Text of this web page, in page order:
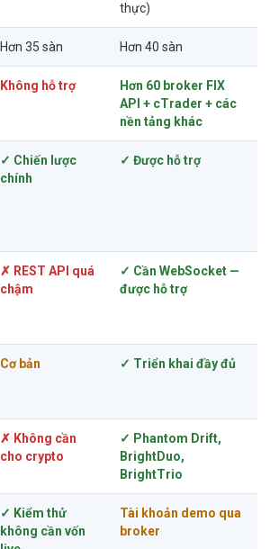
thực)
Hơn 35 sàn Hơn 40 sàn
Không hỗ trợ
Hơn 60 broker FIX
API + cTrader + các
nền tảng khác
✓ Chiến lược
chính
✓ Được hỗ trợ
✗ REST API quá
chậm
✓ Cần WebSocket —
được hỗ trợ
Cơ bản ✓ Triển khai đầy đủ
✗ Không cần
cho crypto
✓ Phantom Drift,
BrightDuo,
BrightTrio
✓ Kiểm thử
không cần vốn
Tài khoản demo qua
broker